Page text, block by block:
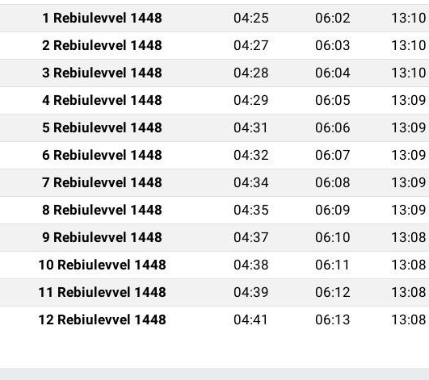
1 Rebiulevvel 1448 04:25 06:02 13:10
2 Rebiulevvel 1448 04:27 06:03 13:10
3 Rebiulevvel 1448 04:28 06:04 13:10
4 Rebiulevvel 1448 04:29 06:05 13:09
5 Rebiulevvel 1448 04:31 06:06 13:09
6 Rebiulevvel 1448 04:32 06:07 13:09
7 Rebiulevvel 1448 04:34 06:08 13:09
8 Rebiulevvel 1448 04:35 06:09 13:09
9 Rebiulevvel 1448 04:37 06:10 13:08
10 Rebiulevvel 1448 04:38 06:11 13:08
11 Rebiulevvel 1448 04:39 06:12 13:08
12 Rebiulevvel 1448 04:41 06:13 13:08